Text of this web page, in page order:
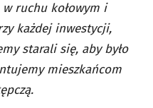
ruchu kołowym i
każdej inwestycji,
starali się, aby było
mieszkańcom